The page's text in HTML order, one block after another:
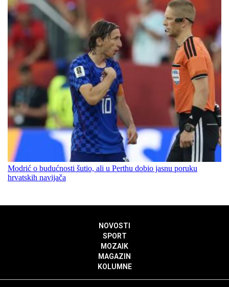
Modrić o budućnosti šutio, ali u Perthu dobio jasnu poruku
hrvatskih navijača
NOVOSTI
SPORT
MOZAIK
MAGAZIN
KOLUMNE